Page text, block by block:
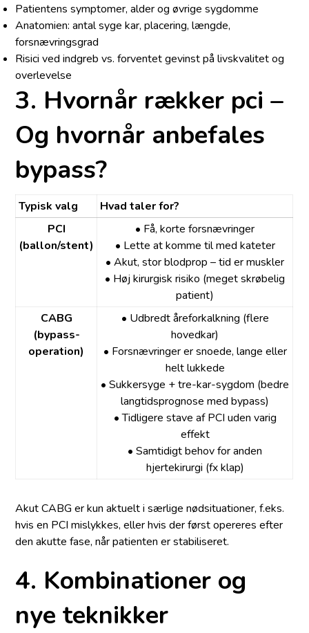
Patientens symptomer, alder og øvrige sygdomme
Anatomien: antal syge kar, placering, længde,
forsnævringsgrad
Risici ved indgreb vs. forventet gevinst på livskvalitet og
overlevelse
3. Hvornår rækker pci –
Og hvornår anbefales
bypass?
Typisk valg
Hvad taler for?
PCI
(ballon/stent)
• Få, korte forsnævringer
• Lette at komme til med kateter
• Akut, stor blodprop – tid er muskler
• Høj kirurgisk risiko (meget skrøbelig
patient)
CABG
(bypass-
operation)
• Udbredt åreforkalkning (flere
hovedkar)
• Forsnævringer er snoede, lange eller
helt lukkede
• Sukkersyge + tre-kar-sygdom (bedre
langtidsprognose med bypass)
• Tidligere stave af PCI uden varig
effekt
• Samtidigt behov for anden
hjertekirurgi (fx klap)
Akut CABG er kun aktuelt i særlige nødsituationer, f.eks.
hvis en PCI mislykkes, eller hvis der først opereres efter
den akutte fase, når patienten er stabiliseret.
4. Kombinationer og
nye teknikker